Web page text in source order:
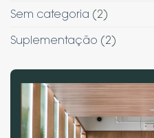
Sem categoria (2)
Suplementação (2)